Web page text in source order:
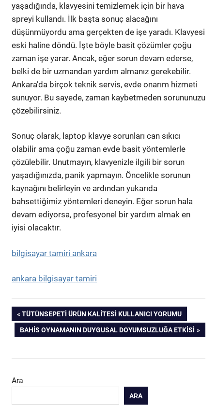
yaşadığında, klavyesini temizlemek için bir hava
spreyi kullandı. İlk başta sonuç alacağını
düşünmüyordu ama gerçekten de işe yaradı. Klavyesi
eski haline döndü. İşte böyle basit çözümler çoğu
zaman işe yarar. Ancak, eğer sorun devam ederse,
belki de bir uzmandan yardım almanız gerekebilir.
Ankara’da birçok teknik servis, evde onarım hizmeti
sunuyor. Bu sayede, zaman kaybetmeden sorununuzu
çözebilirsiniz.
Sonuç olarak, laptop klavye sorunları can sıkıcı
olabilir ama çoğu zaman evde basit yöntemlerle
çözülebilir. Unutmayın, klavyenizle ilgili bir sorun
yaşadığınızda, panik yapmayın. Öncelikle sorunun
kaynağını belirleyin ve ardından yukarıda
bahsettiğimiz yöntemleri deneyin. Eğer sorun hala
devam ediyorsa, profesyonel bir yardım almak en
iyisi olacaktır.
bilgisayar tamiri ankara
ankara bilgisayar tamiri
Yazı
gezinmesi
PREVIOUS
POST:
TÜTÜNSEPETI ÜRÜN KALITESI KULLANICI YORUMU
NEXT
BAHIS OYNAMANIN DUYGUSAL DOYUMSUZLUĞA ETKISI
Ara
ARA